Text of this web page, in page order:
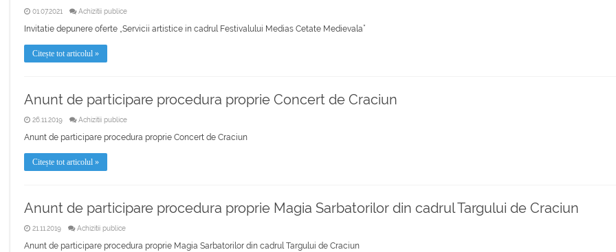
01.07.2021 Achizitii publice
Invitatie depunere oferte „Servicii artistice in cadrul Festivalului Medias Cetate Medievala”
Citește tot articolul »
Anunt de participare procedura proprie Concert de Craciun
26.11.2019 Achizitii publice
Anunt de participare procedura proprie Concert de Craciun
Citește tot articolul »
Anunt de participare procedura proprie Magia Sarbatorilor din cadrul Targului de Craciun
21.11.2019 Achizitii publice
Anunt de participare procedura proprie Magia Sarbatorilor din cadrul Targului de Craciun